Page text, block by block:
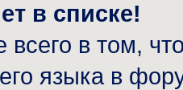
в списке!
всего в том,
языка в